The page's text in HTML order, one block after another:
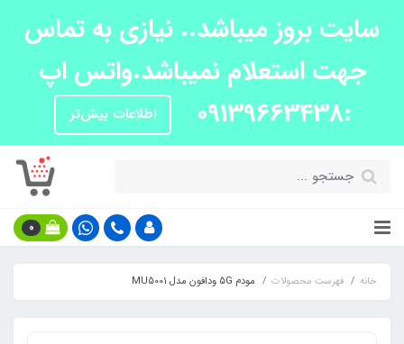
سایت بروز میباشد.. نیازی به تماس
جهت استعلام نمیباشد.واتس اپ
:09139663438
اطلاعات بیش‌تر
0
خانه فهرست محصولات مودم 5G ودافون مدل MU5001